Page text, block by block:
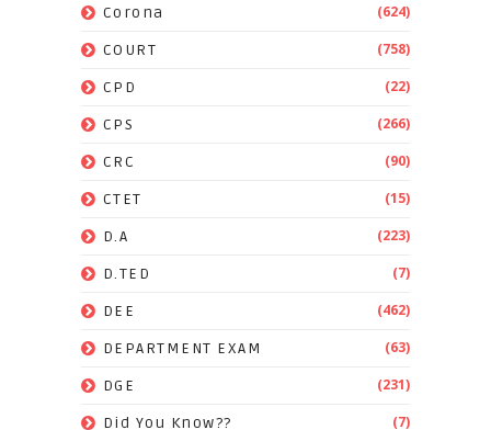
Corona (624)
COURT (758)
CPD (22)
CPS (266)
CRC (90)
CTET (15)
D.A (223)
D.TED (7)
DEE (462)
DEPARTMENT EXAM (63)
DGE (231)
Did You Know?? (7)